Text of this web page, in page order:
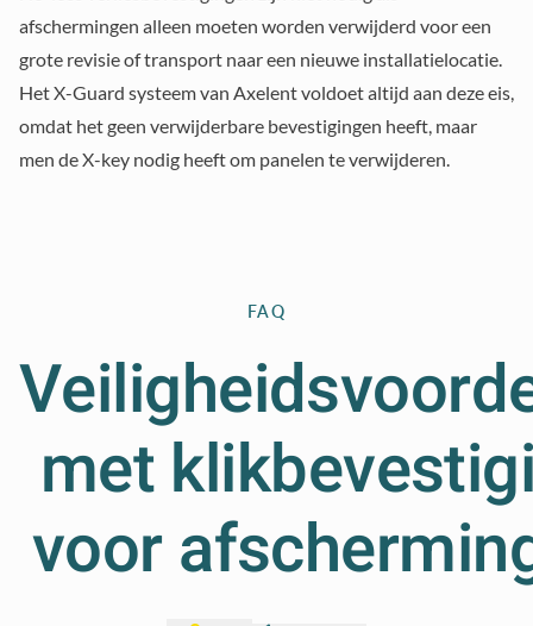
afschermingen alleen moeten worden verwijderd voor een
grote revisie of transport naar een nieuwe installatielocatie.
Het X-Guard systeem van Axelent voldoet altijd aan deze eis,
omdat het geen verwijderbare bevestigingen heeft, maar
men de X-key nodig heeft om panelen te verwijderen.
FAQ
met
voor